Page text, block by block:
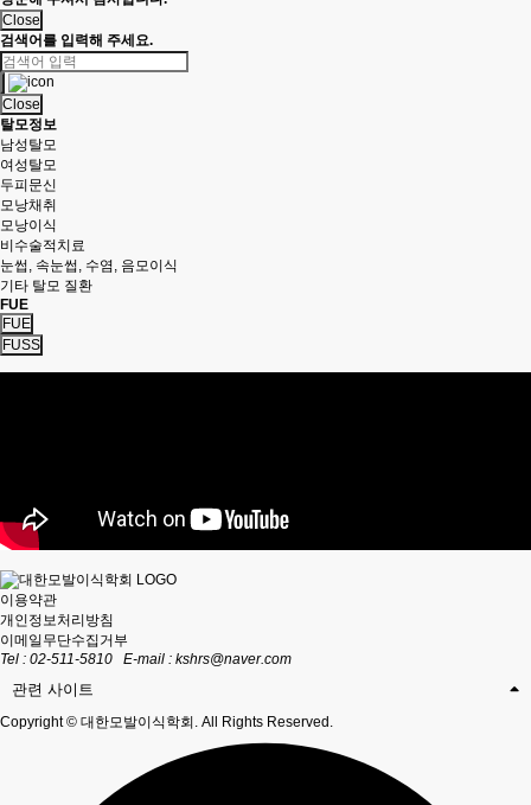
Close
검색어를 입력해 주세요.
Close
탈모정보
남성탈모
여성탈모
두피문신
모낭채취
모낭이식
비수술적치료
눈썹, 속눈썹, 수염, 음모이식
기타 탈모 질환
FUE
FUE
FUSS
이용약관
개인정보처리방침
이메일무단수집거부
Tel : 02-511-5810
E-mail : kshrs@naver.com
관련 사이트
Copyright © 대한모발이식학회. All Rights Reserved.